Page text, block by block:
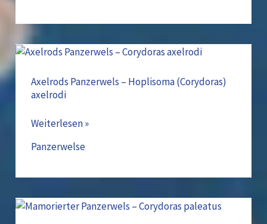
Axelrods Panzerwels – Hoplisoma (Corydoras)
axelrodi
Axelrods
–
Hoplisoma
axelrodi
Weiterlesen »
Panzerwelse
Mamorierter